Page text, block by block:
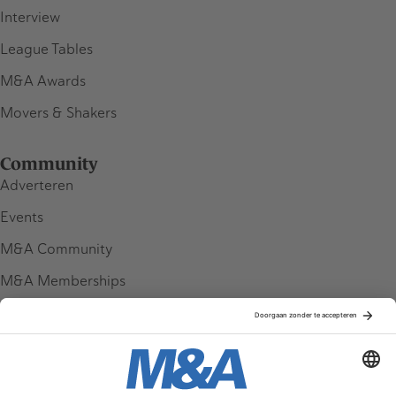
Interview
League Tables
M&A Awards
Movers & Shakers
Community
Adverteren
Events
M&A Community
M&A Memberships